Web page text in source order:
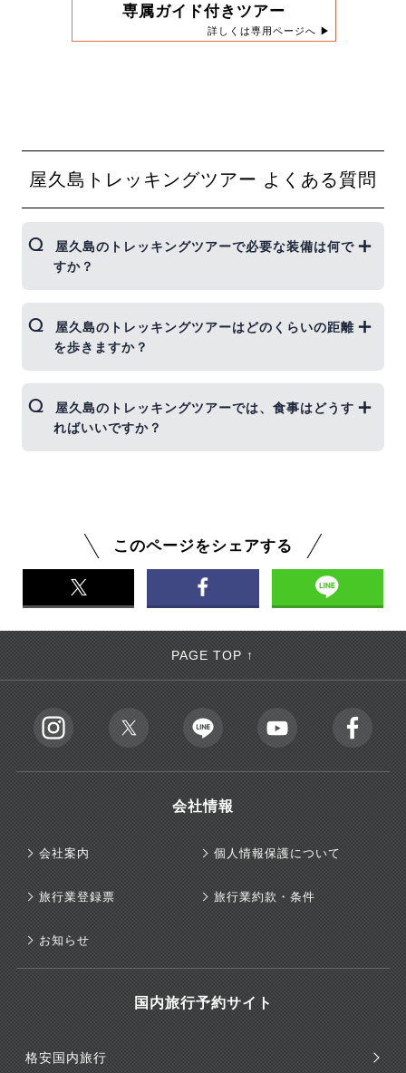
専属ガイド付きツアー
詳しくは専用ページへ ▶
屋久島トレッキングツアー よくある質問
屋久島のトレッキングツアーで必要な装備は何で
すか？
イキングブーツ（軽登山靴）、防水ジャケットと長
ズボン（冬期は防寒着も必要）、軽量で速乾性のあ
る服装、トレッキングポール、弁当・非常食（おや
ッドランプ、タオル、雨具（上着とズボンに分かれ
ている登山用のもの）などが必須です。
屋久島のトレッキングツアーはどのくらいの距離
を歩きますか？
したコースによって異なります。 一番長い縄文杉コ
ースで約22キロメートル、白谷雲水峡（太鼓岩）コ
ースで約7.5キロメートル、白谷雲水峡（半日）コー
屋久島のトレッキングツアーでは、食事はどうす
ればいいですか？
峡はお昼のお弁当を用意が必要です。
朝食付きの宿は朝食弁当に変えてくれる所が多いの
で、事前に宿泊先に確認をしておきましょう。
このページをシェアする
PAGE TOP ↑
会社情報
会社案内 個人情報保護について
旅行業登録票 旅行業約款・条件
お知らせ
国内旅行予約サイト
格安国内旅行